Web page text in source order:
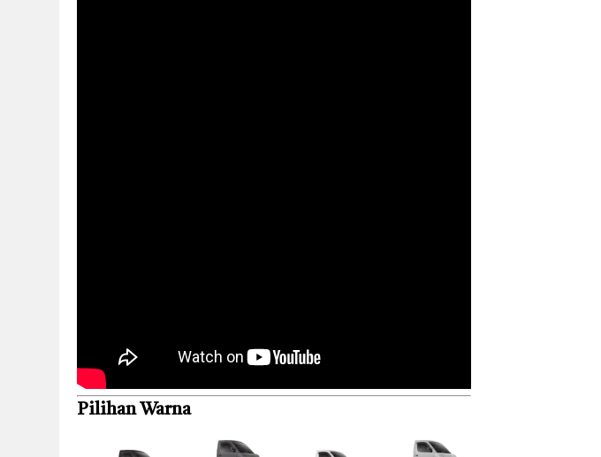
Pilihan Warna